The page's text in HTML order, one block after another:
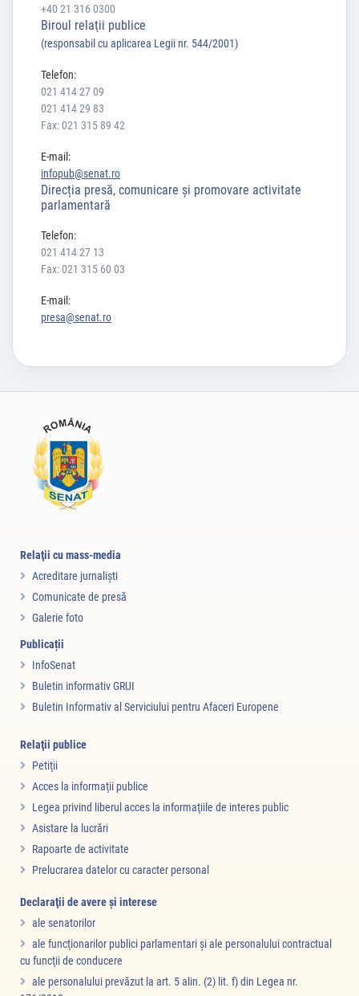
+40 21 316 0300
Biroul relaţii publice
(responsabil cu aplicarea Legii nr. 544/2001)
Telefon:
021 414 27 09
021 414 29 83
Fax: 021 315 89 42
E-mail:
infopub@senat.ro
Direcția presă, comunicare și promovare activitate
parlamentară
Telefon:
021 414 27 13
Fax: 021 315 60 03
E-mail:
presa@senat.ro
Relaţii cu mass-media
Acreditare jurnalişti
Comunicate de presă
Galerie foto
Publicații
InfoSenat
Buletin informativ GRUI
Buletin Informativ al Serviciului pentru Afaceri Europene
Relaţii publice
Petiţii
Acces la informaţii publice
Legea privind liberul acces la informaţiile de interes public
Asistare la lucrări
Rapoarte de activitate
Prelucrarea datelor cu caracter personal
Declaraţii de avere şi interese
ale senatorilor
ale funcţionarilor publici parlamentari şi ale personalului contractual
cu funcţii de conducere
ale personalului prevăzut la art. 5 alin. (2) lit. f) din Legea nr.